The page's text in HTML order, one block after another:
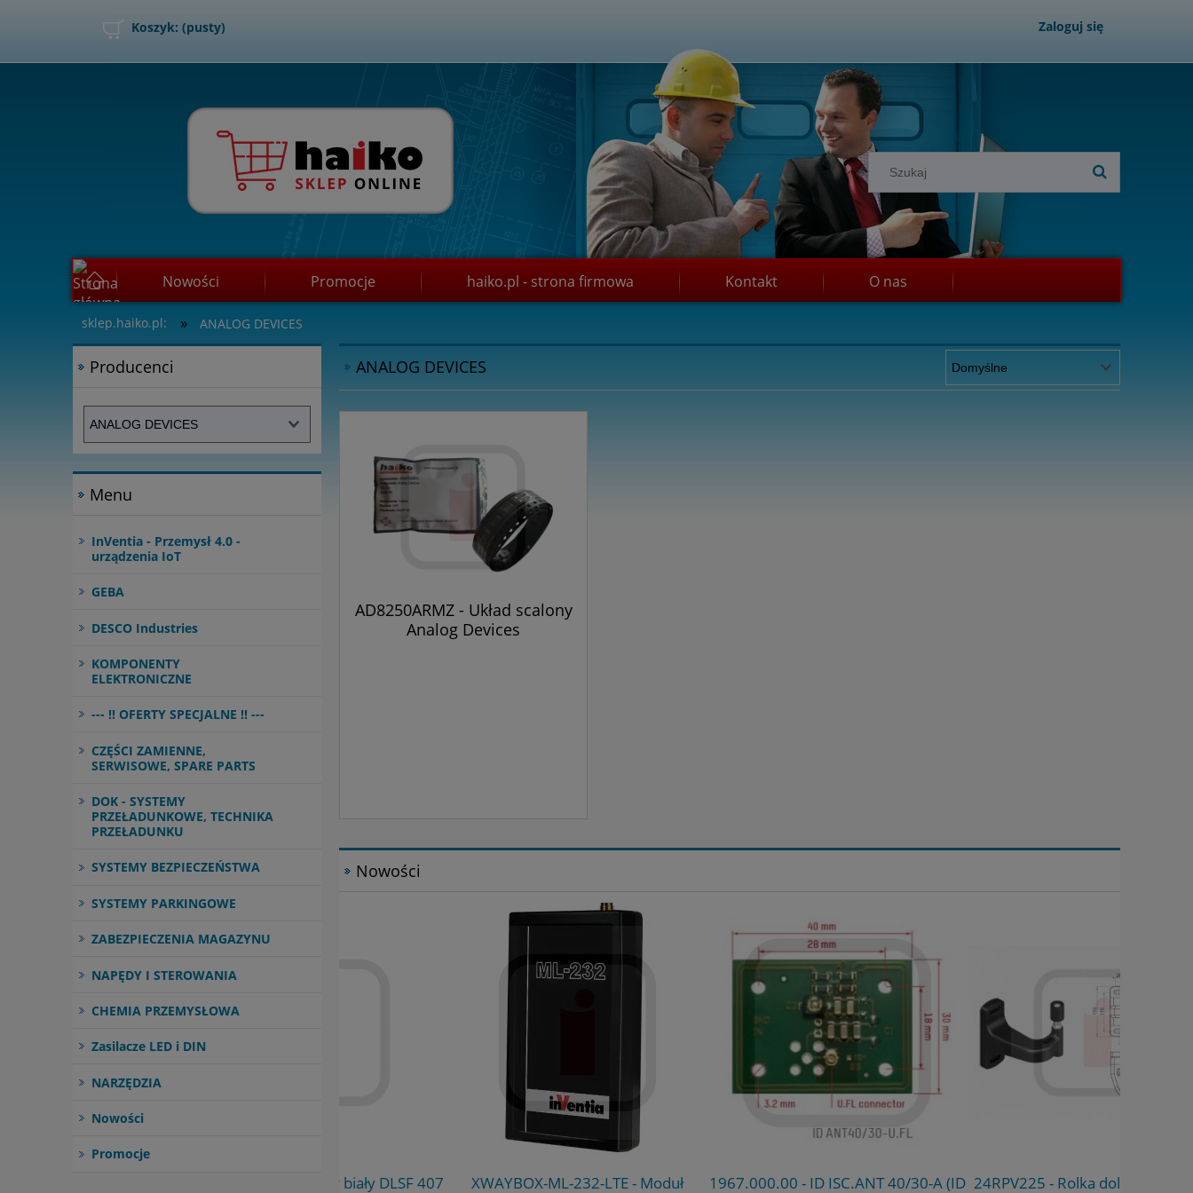
Zaloguj się
Koszyk: (pusty)
Nowości Promocje haiko.pl - strona firmowa Kontakt O nas
Jak kupować?
sklep.haiko.pl: » ANALOG DEVICES
Producenci
Menu
InVentia - Przemysł 4.0 -
urządzenia IoT
GEBA
DESCO Industries
KOMPONENTY
ELEKTRONICZNE
--- !! OFERTY SPECJALNE !! ---
CZĘŚCI ZAMIENNE,
SERWISOWE, SPARE PARTS
DOK - SYSTEMY
PRZEŁADUNKOWE, TECHNIKA
PRZEŁADUNKU
SYSTEMY BEZPIECZEŃSTWA
SYSTEMY PARKINGOWE
ZABEZPIECZENIA MAGAZYNU
NAPĘDY I STEROWANIA
CHEMIA PRZEMYSŁOWA
Zasilacze LED i DIN
NARZĘDZIA
Nowości
Promocje
ANALOG DEVICES
AD8250ARMZ - Układ scalony
Analog Devices
Nowości
XWAYBOX-ML-232-LTE - Moduł
1967.000.00 - ID ISC.ANT 40/30-A (ID 24RPV225 - Rolka dolna regulowana